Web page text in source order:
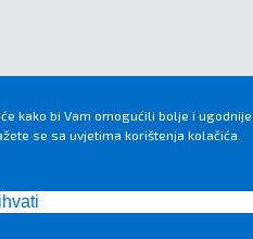
kako bi Vam omogućili bolje i ugodnije
se sa uvjetima korištenja kolačića.